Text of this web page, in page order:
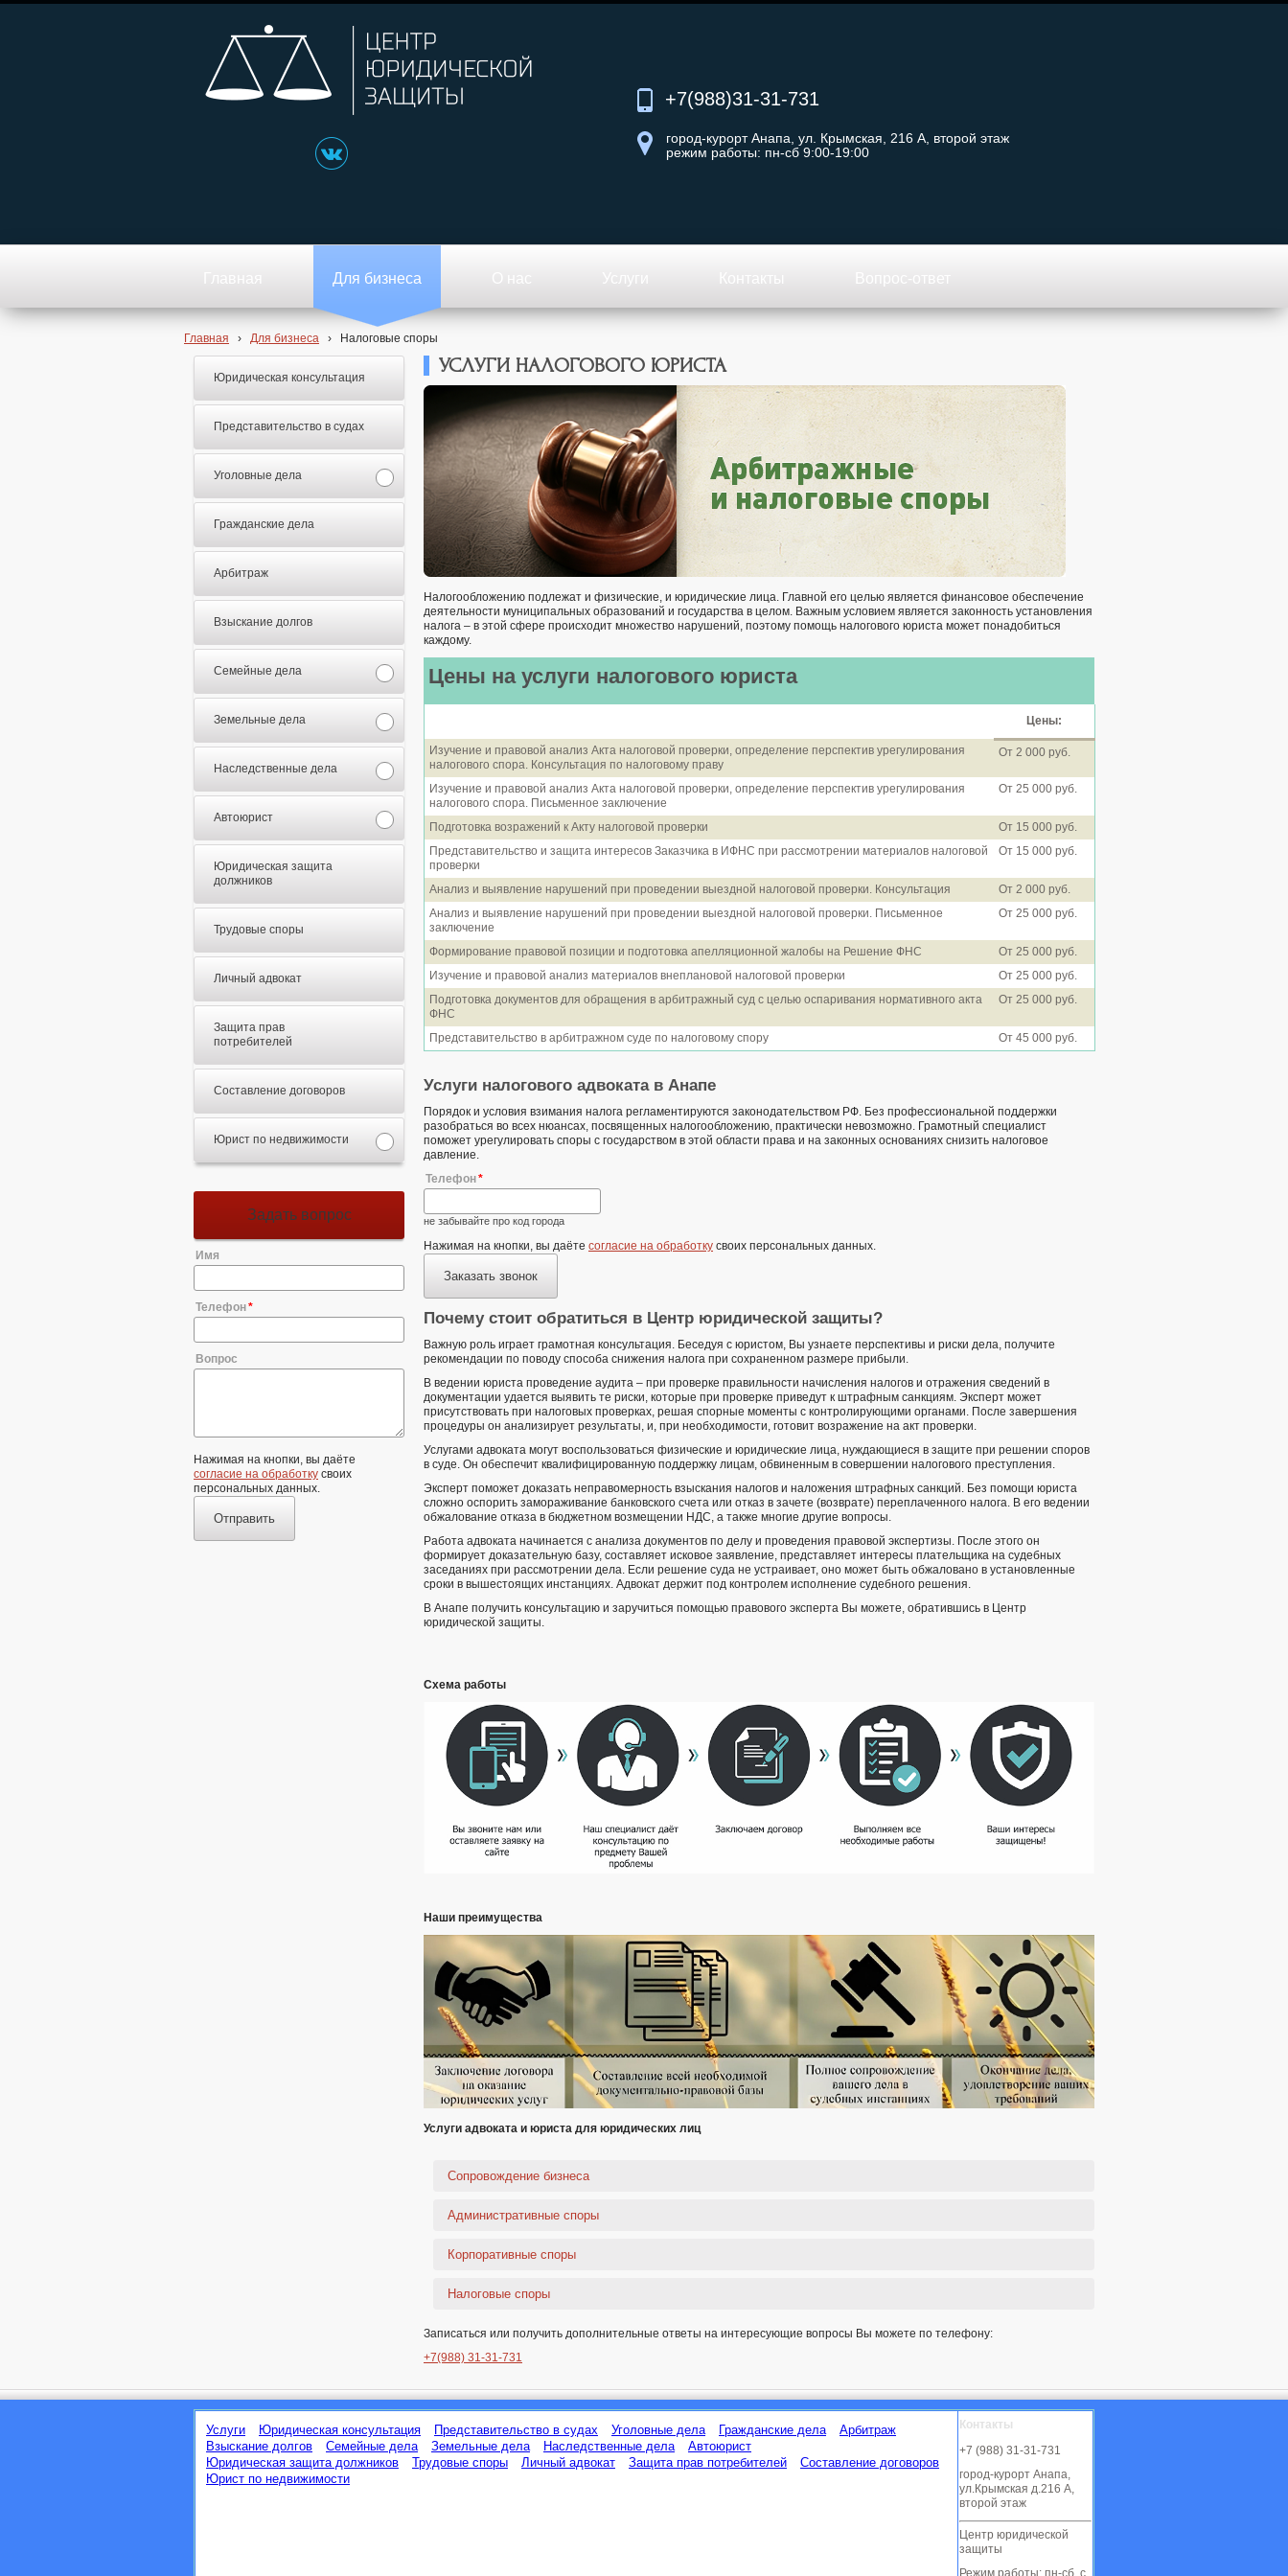
+7(988)31-31-731
город-курорт Анапа, ул. Крымская, 216 А, второй этаж
режим работы: пн-сб 9:00-19:00
Главная Для бизнеса О нас Услуги Контакты Вопрос-ответ
Главная › Для бизнеса › Налоговые споры
Юридическая консультация
Представительство в судах
Уголовные дела
Гражданские дела
Арбитраж
Взыскание долгов
Семейные дела
Земельные дела
Наследственные дела
Автоюрист
Юридическая защита
должников
Трудовые споры
Личный адвокат
Защита прав
потребителей
Составление договоров
Юрист по недвижимости
Задать вопрос
Имя
Телефон
Вопрос
Нажимая на кнопки, вы даёте
согласие на обработку своих
персональных данных.
Отправить
УСЛУГИ НАЛОГОВОГО ЮРИСТА
Налогообложению подлежат и физические, и юридические лица. Главной его целью является финансовое обеспечение
деятельности муниципальных образований и государства в целом. Важным условием является законность установления
налога – в этой сфере происходит множество нарушений, поэтому помощь налогового юриста может понадобиться
каждому.
Цены на услуги налогового юриста
Цены:
Изучение и правовой анализ Акта налоговой проверки, определение перспектив урегулирования
налогового спора. Консультация по налоговому праву
От 2 000 руб.
Изучение и правовой анализ Акта налоговой проверки, определение перспектив урегулирования
налогового спора. Письменное заключение
От 25 000 руб.
Подготовка возражений к Акту налоговой проверки
От 15 000 руб.
Представительство и защита интересов Заказчика в ИФНС при рассмотрении материалов налоговой
проверки
От 15 000 руб.
Анализ и выявление нарушений при проведении выездной налоговой проверки. Консультация
От 2 000 руб.
Анализ и выявление нарушений при проведении выездной налоговой проверки. Письменное
заключение
От 25 000 руб.
Формирование правовой позиции и подготовка апелляционной жалобы на Решение ФНС
От 25 000 руб.
Изучение и правовой анализ материалов внеплановой налоговой проверки
От 25 000 руб.
Подготовка документов для обращения в арбитражный суд с целью оспаривания нормативного акта
ФНС
От 25 000 руб.
Представительство в арбитражном суде по налоговому спору От 45 000 руб.
Услуги налогового адвоката в Анапе
Порядок и условия взимания налога регламентируются законодательством РФ. Без профессиональной поддержки
разобраться во всех нюансах, посвященных налогообложению, практически невозможно. Грамотный специалист
поможет урегулировать споры с государством в этой области права и на законных основаниях снизить налоговое
давление.
Телефон
не забывайте про код города
Нажимая на кнопки, вы даёте согласие на обработку своих персональных данных.
Заказать звонок
Почему стоит обратиться в Центр юридической защиты?
Важную роль играет грамотная консультация. Беседуя с юристом, Вы узнаете перспективы и риски дела, получите
рекомендации по поводу способа снижения налога при сохраненном размере прибыли.
В ведении юриста проведение аудита – при проверке правильности начисления налогов и отражения сведений в
документации удается выявить те риски, которые при проверке приведут к штрафным санкциям. Эксперт может
присутствовать при налоговых проверках, решая спорные моменты с контролирующими органами. После завершения
процедуры он анализирует результаты, и, при необходимости, готовит возражение на акт проверки.
Услугами адвоката могут воспользоваться физические и юридические лица, нуждающиеся в защите при решении споров
в суде. Он обеспечит квалифицированную поддержку лицам, обвиненным в совершении налогового преступления.
Эксперт поможет доказать неправомерность взыскания налогов и наложения штрафных санкций. Без помощи юриста
сложно оспорить замораживание банковского счета или отказ в зачете (возврате) переплаченного налога. В его ведении
обжалование отказа в бюджетном возмещении НДС, а также многие другие вопросы.
Работа адвоката начинается с анализа документов по делу и проведения правовой экспертизы. После этого он
формирует доказательную базу, составляет исковое заявление, представляет интересы плательщика на судебных
заседаниях при рассмотрении дела. Если решение суда не устраивает, оно может быть обжаловано в установленные
сроки в вышестоящих инстанциях. Адвокат держит под контролем исполнение судебного решения.
В Анапе получить консультацию и заручиться помощью правового эксперта Вы можете, обратившись в Центр
юридической защиты.
Схема работы
Наши преимущества
Услуги адвоката и юриста для юридических лиц
Сопровождение бизнеса
Административные споры
Корпоративные споры
Налоговые споры
Записаться или получить дополнительные ответы на интересующие вопросы Вы можете по телефону:
+7(988) 31-31-731
Услуги Юридическая консультация Представительство в судах Уголовные дела Гражданские дела
Арбитраж
Взыскание долгов
Семейные дела Земельные дела Наследственные дела
Автоюрист
Юридическая защита должников
Трудовые споры Личный адвокат Защита прав потребителей
Составление договоров
Юрист по недвижимости
Контакты
+7 (988) 31-31-731
город-курорт Анапа,
ул.Крымская д.216 А,
второй этаж
Центр юридической
защиты